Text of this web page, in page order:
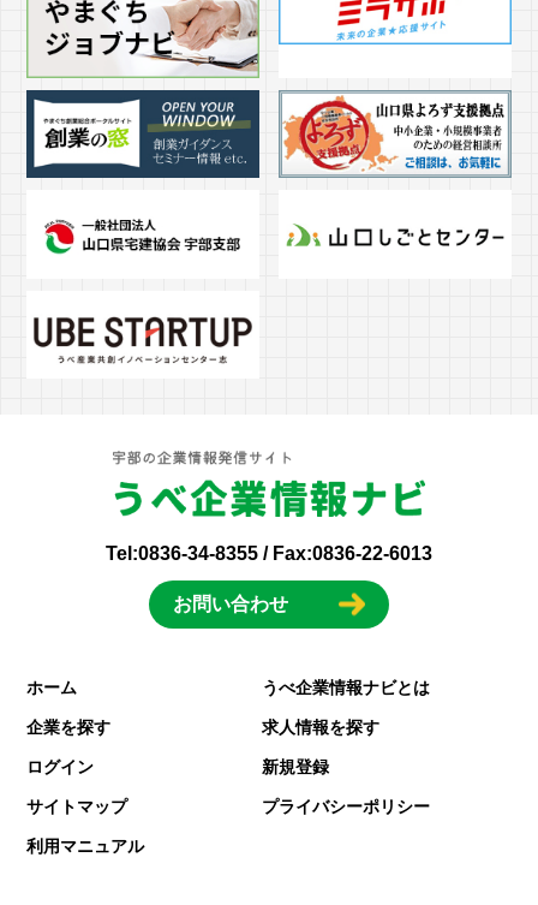
Tel:0836-34-8355 / Fax:0836-22-6013
お問い合わせ
ホーム うべ企業情報ナビとは
企業を探す 求人情報を探す
ログイン 新規登録
サイトマップ プライバシーポリシー
利用マニュアル